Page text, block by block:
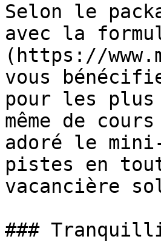
Selon le
avec la
(https://
vous
pour les
même de
adoré le
pistes en
vacancière
###